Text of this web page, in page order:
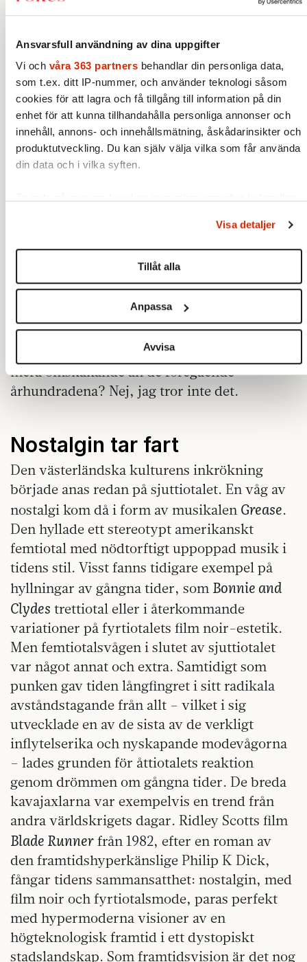
Ansvarsfull användning av dina uppgifter
Vi och våra 363 partners behandlar din personliga data,
som t.ex. ditt IP-nummer, och använder teknologi såsom
cookies för att lagra och få tillgång till information på din
enhet för att kunna tillhandahålla personliga annonser och
innehåll, annons- och innehållsmätning, åskådarinsikter och
produktutveckling. Du kan själv välja vilka som får använda
din data och i vilka syften.
ändra eller dra tillbaka ditt samtycke när som helst från
cookie-förklaringen.
Vi använder enhetsidentifierare för att anpassa innehållet
sociala medier och analysera vår trafik. Vi vidarebefordrar
även sådana identifierare och annan information från din
enhet till de sociala medier och annons- och analysföretag
som vi samarbetar med. Dessa kan i sin tur kombinera
informationen med annan information som du har
tillhandahållit eller som de har samlat in när du har använt
du göra det
här
Visa detaljer
Tillåt alla
Anpassa
Avvisa
åren på 1800-talet, då telefonen,
allvar kullkastade livsmönstren som rått för
majoriteten av oss människorna sedan
årtusenden, strängt taget: att följa årstidernas
växlingar, så, skörda, ta hand om djuren och
röra sig huvudsakligen i det allra närmaste
geografiska området, skedde parallellt en
fullkomligt baxnande kulturell utveckling.
konstformerna förnyades, impressionismen
och vad som skulle bli det moderna måleriet
visades de första filmerna för publik, och så
vidare. Detta fortsatte under 1900-talet, med
världskrig, ljudfilm, mode, popmusik och allt
annat som redan nämnts. Varför skulle
mänskligheten ha tappat smaken för
förnyelse just efter 1992? Är vår tid så mycket
mera omskakande än de föregående
århundradena? Nej, jag tror inte det.
Nostalgin tar fart
Den västerländska kulturens inkrökning
började anas redan på sjuttiotalet. En våg av
nostalgi kom då i form av musikalen Grease.
Den hyllade ett stereotypt amerikanskt
femtiotal med nödtorftigt uppoppad musik i
tidens stil. Visst fanns tidigare exempel på
hyllningar av gångna tider, som Bonnie and
Clydes trettiotal eller i återkommande
variationer på fyrtiotalets film noir-estetik.
Men femtiotalsvågen i slutet av sjuttiotalet
var något annat och extra. Samtidigt som
punken gav tiden långfingret i sitt radikala
avståndstagande från allt – vilket i sig
utvecklade en av de sista av de verkligt
inflytelserika och nyskapande modevågorna
– lades grunden för åttiotalets reaktion
genom drömmen om gångna tider. De breda
kavajaxlarna var exempelvis en trend från
andra världskrigets dagar. Ridley Scotts film
Blade Runner från 1982, efter en roman av
den framtidshyperkänslige Philip K Dick,
fångar tidens sammansatthet: nostalgin, med
film noir och fyrtiotalsmode, paras perfekt
med hypermoderna visioner av en
högteknologisk framtid i ett dystopiskt
stadslandskap. Som framtidsvision är det nog